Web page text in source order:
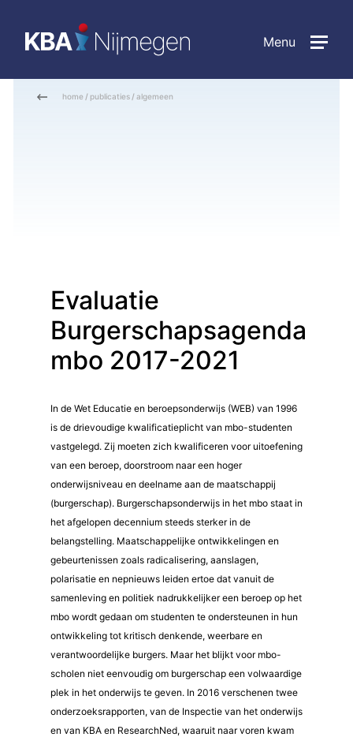
Menu
home / publicaties /algemeen
Evaluatie
Burgerschapsagenda
mbo 2017-2021
In de Wet Educatie en beroepsonderwijs (WEB) van 1996
is de drievoudige kwalificatieplicht van mbo-studenten
vastgelegd. Zij moeten zich kwalificeren voor uitoefening
van een beroep, doorstroom naar een hoger
onderwijsniveau en deelname aan de maatschappij
(burgerschap). Burgerschapsonderwijs in het mbo staat in
het afgelopen decennium steeds sterker in de
belangstelling. Maatschappelijke ontwikkelingen en
gebeurtenissen zoals radicalisering, aanslagen,
polarisatie en nepnieuws leiden ertoe dat vanuit de
samenleving en politiek nadrukkelijker een beroep op het
mbo wordt gedaan om studenten te ondersteunen in hun
ontwikkeling tot kritisch denkende, weerbare en
verantwoordelijke burgers. Maar het blijkt voor mbo-
scholen niet eenvoudig om burgerschap een volwaardige
plek in het onderwijs te geven. In 2016 verschenen twee
onderzoeksrapporten, van de Inspectie van het onderwijs
en van KBA en ResearchNed, waaruit naar voren kwam